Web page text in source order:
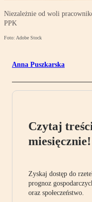
Niezależnie od woli
PPK
Foto: Adobe Stock
Anna Puszkarska
Czytaj
miesięcznie!
Zyskaj dostęp do
prognoz
oraz społeczeństwo.